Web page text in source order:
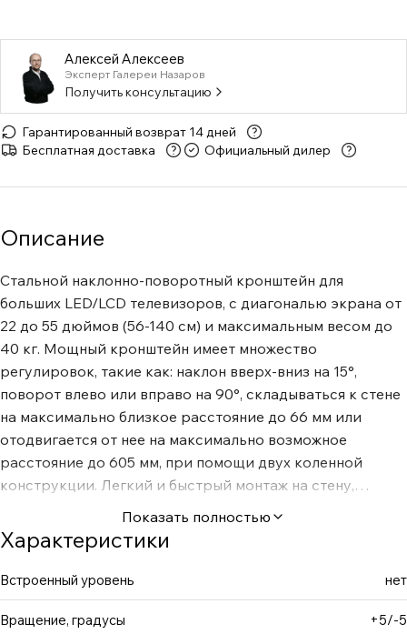
Алексей Алексеев
Эксперт Галереи Назаров
Получить консультацию
Гарантированный возврат 14 дней
Бесплатная доставка
Официальный дилер
Описание
Стальной наклонно-поворотный кронштейн для
больших LED/LCD телевизоров, с диагональю экрана от
22 до 55 дюймов (56-140 см) и максимальным весом до
40 кг. Мощный кронштейн имеет множество
регулировок, такие как: наклон вверх-вниз на 15°,
поворот влево или вправо на 90°, складываться к стене
на максимально близкое расстояние до 66 мм или
отодвигается от нее на максимально возможное
расстояние до 605 мм, при помощи двух коленной
конструкции. Легкий и быстрый монтаж на стену,
благодаря наличию съемной монтажной пластины. Не
беспокойтесь, если после установки обнаружите криво
висящий ТВ! В конструкции кронштейна предусмотрена
уникальная возможность вращения экрана на ±5°
относительно стены. Вы легко сможете выровнять
положение ТВ. Декоративные накладки на стеновой
Показать полностью
Характеристики
Встроенный уровень нет
Вращение, градусы +5/-5